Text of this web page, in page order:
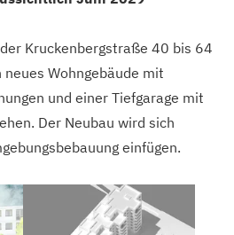
Kruckenbergstraße 40 bis 64
neues Wohngebäude mit
und einer Tiefgarage mit
Der Neubau wird sich
einfügen.